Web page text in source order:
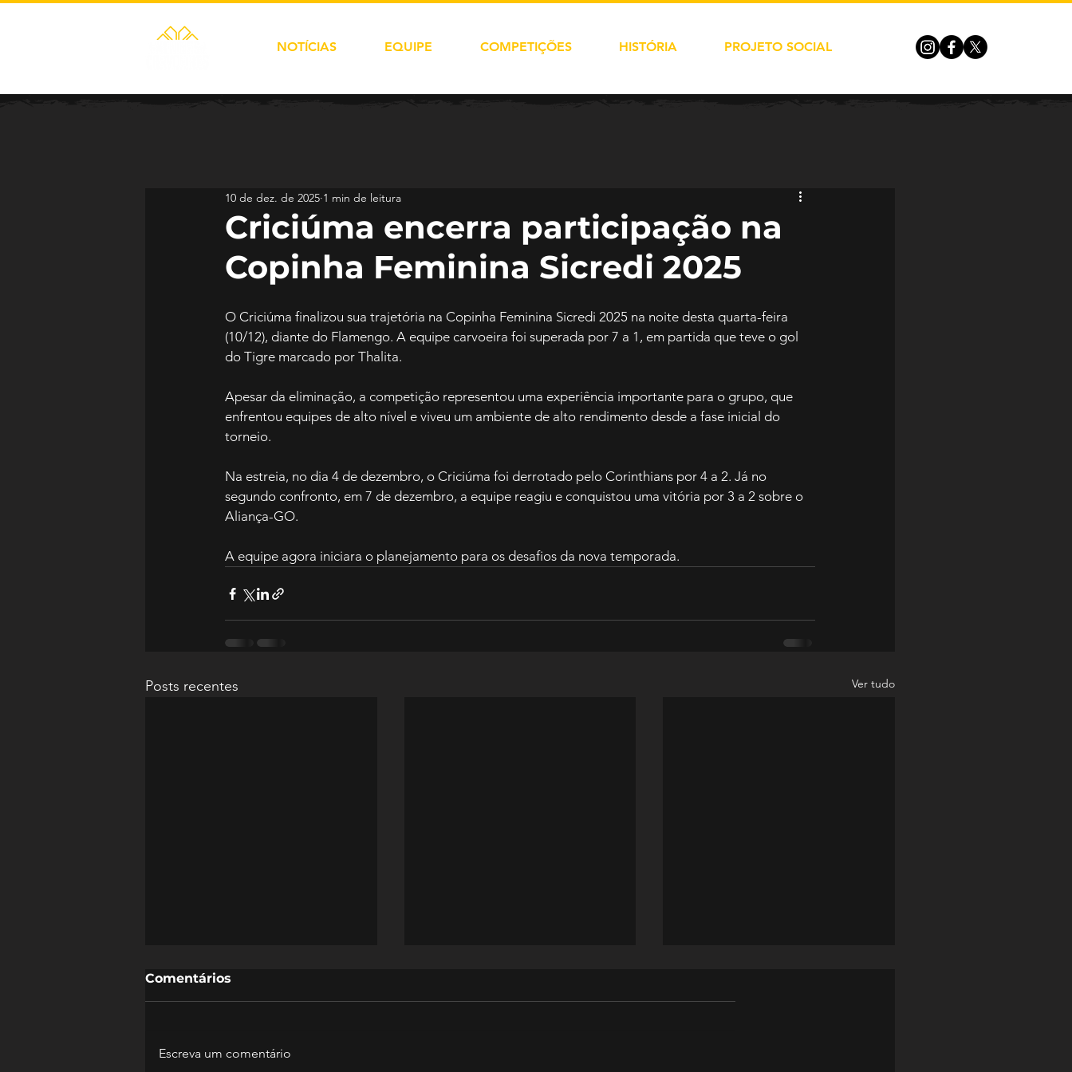
NOTÍCIAS EQUIPE COMPETIÇÕES HISTÓRIA PROJETO SOCIAL
Criciúma encerra participação na
Copinha Feminina Sicredi 2025
10 de dez. de 2025 1 min de leitura
O Criciúma finalizou sua trajetória na Copinha Feminina Sicredi 2025 na noite desta quarta-feira
(10/12), diante do Flamengo. A equipe carvoeira foi superada por 7 a 1, em partida que teve o gol
do Tigre marcado por Thalita.
Apesar da eliminação, a competição representou uma experiência importante para o grupo, que
enfrentou equipes de alto nível e viveu um ambiente de alto rendimento desde a fase inicial do
torneio.
Na estreia, no dia 4 de dezembro, o Criciúma foi derrotado pelo Corinthians por 4 a 2. Já no
segundo confronto, em 7 de dezembro, a equipe reagiu e conquistou uma vitória por 3 a 2 sobre o
Aliança-GO.
A equipe agora iniciara o planejamento para os desafios da nova temporada.
Posts recentes Ver tudo
Comentários
Escreva um comentário